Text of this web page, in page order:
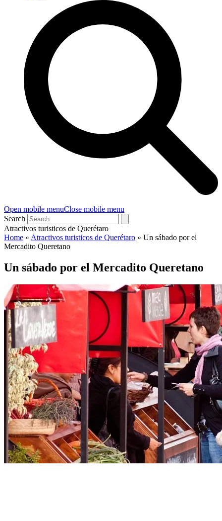
Open mobile menuClose mobile menu
Search
Atractivos turisticos de Querétaro
Home » Atractivos turisticos de Querétaro » Un sábado por el
Mercadito Queretano
Un sábado por el Mercadito Queretano